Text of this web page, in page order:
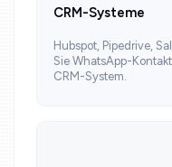
CRM-Systeme
Hubspot, Pipedrive,
Sie WhatsApp-
CRM-System.